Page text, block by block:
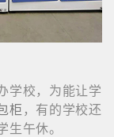
学校，为能让学
柜 ，有的学校还
生午休。